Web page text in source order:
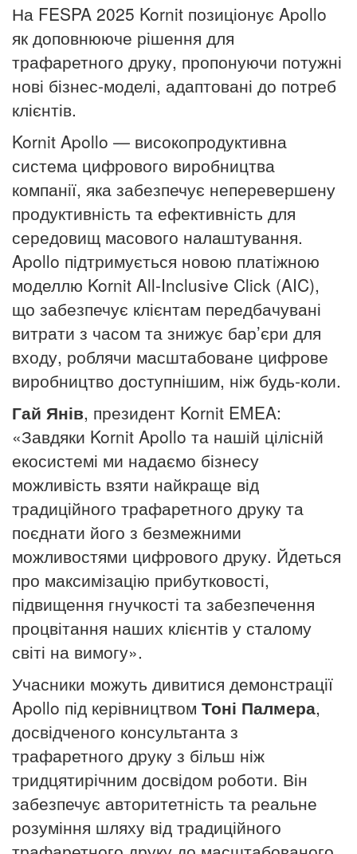
На FESPA 2025 Kornit позиціонує Apollo
як доповнююче рішення для
трафаретного друку, пропонуючи потужні
нові бізнес-моделі, адаптовані до потреб
клієнтів.
Kornit Apollo — високопродуктивна
система цифрового виробництва
компанії, яка забезпечує неперевершену
продуктивність та ефективність для
середовищ масового налаштування.
Apollo підтримується новою платіжною
моделлю Kornit All-Inclusive Click (AIC),
що забезпечує клієнтам передбачувані
витрати з часом та знижує бар’єри для
входу, роблячи масштабоване цифрове
виробництво доступнішим, ніж будь-коли.
Гай Янів, президент Kornit EMEA:
«Завдяки Kornit Apollo та нашій цілісній
екосистемі ми надаємо бізнесу
можливість взяти найкраще від
традиційного трафаретного друку та
поєднати його з безмежними
можливостями цифрового друку. Йдеться
про максимізацію прибутковості,
підвищення гнучкості та забезпечення
процвітання наших клієнтів у сталому
світі на вимогу».
Учасники можуть дивитися демонстрації
Apollo під керівництвом Тоні Палмера,
досвідченого консультанта з
трафаретного друку з більш ніж
тридцятирічним досвідом роботи. Він
забезпечує авторитетність та реальне
розуміння шляху від традиційного